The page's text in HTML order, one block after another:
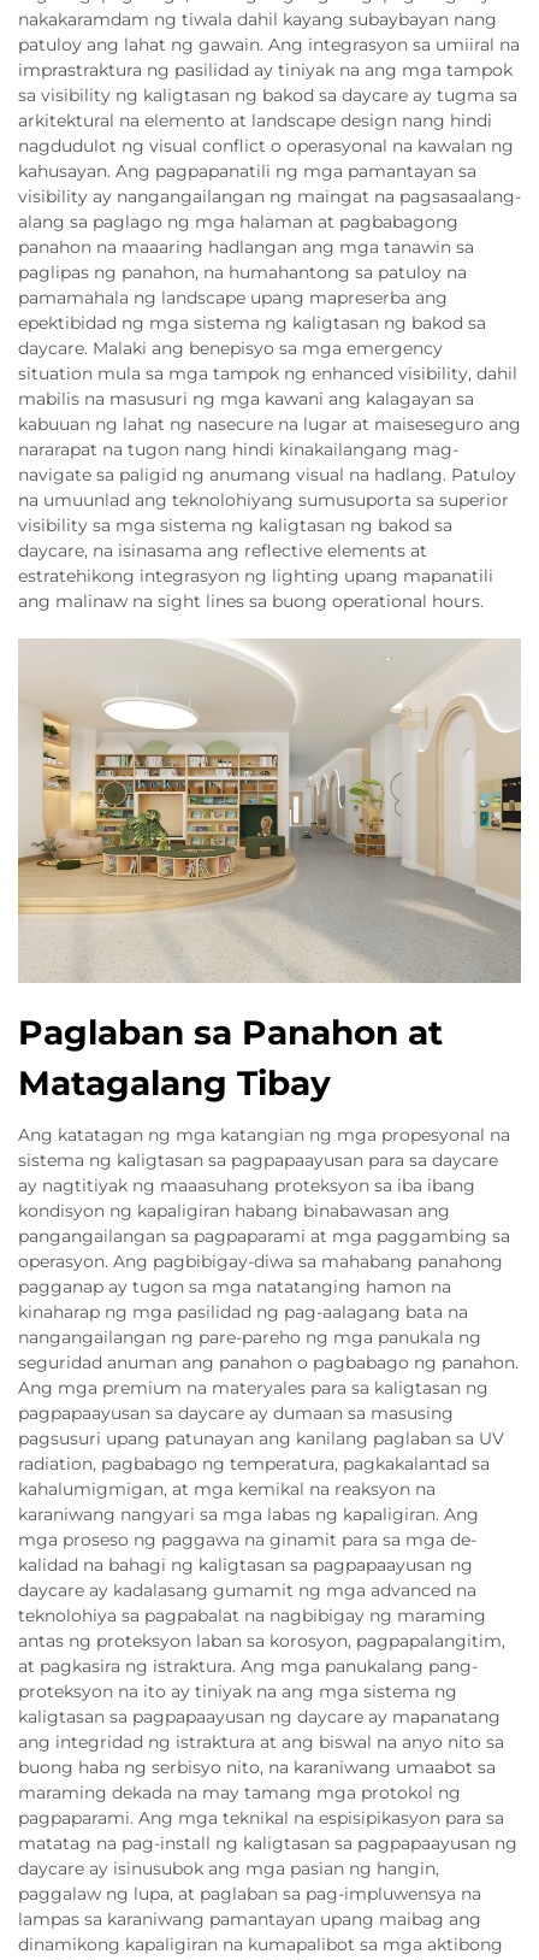
nakakaramdam ng tiwala dahil kayang subaybayan nang
patuloy ang lahat ng gawain. Ang integrasyon sa umiiral na
imprastraktura ng pasilidad ay tiniyak na ang mga tampok
sa visibility ng kaligtasan ng bakod sa daycare ay tugma sa
arkitektural na elemento at landscape design nang hindi
nagdudulot ng visual conflict o operasyonal na kawalan ng
kahusayan. Ang pagpapanatili ng mga pamantayan sa
visibility ay nangangailangan ng maingat na pagsasaalang-
alang sa paglago ng mga halaman at pagbabagong
panahon na maaaring hadlangan ang mga tanawin sa
paglipas ng panahon, na humahantong sa patuloy na
pamamahala ng landscape upang mapreserba ang
epektibidad ng mga sistema ng kaligtasan ng bakod sa
daycare. Malaki ang benepisyo sa mga emergency
situation mula sa mga tampok ng enhanced visibility, dahil
mabilis na masusuri ng mga kawani ang kalagayan sa
kabuuan ng lahat ng nasecure na lugar at maiseseguro ang
nararapat na tugon nang hindi kinakailangang mag-
navigate sa paligid ng anumang visual na hadlang. Patuloy
na umuunlad ang teknolohiyang sumusuporta sa superior
visibility sa mga sistema ng kaligtasan ng bakod sa
daycare, na isinasama ang reflective elements at
estratehikong integrasyon ng lighting upang mapanatili
ang malinaw na sight lines sa buong operational hours.
Paglaban sa Panahon at
Matagalang Tibay
Ang katatagan ng mga katangian ng mga propesyonal na
sistema ng kaligtasan sa pagpapaayusan para sa daycare
ay nagtitiyak ng maaasuhang proteksyon sa iba ibang
kondisyon ng kapaligiran habang binabawasan ang
pangangailangan sa pagpaparami at mga paggambing sa
operasyon. Ang pagbibigay-diwa sa mahabang panahong
pagganap ay tugon sa mga natatanging hamon na
kinaharap ng mga pasilidad ng pag-aalagang bata na
nangangailangan ng pare-pareho ng mga panukala ng
seguridad anuman ang panahon o pagbabago ng panahon.
Ang mga premium na materyales para sa kaligtasan ng
pagpapaayusan sa daycare ay dumaan sa masusing
pagsusuri upang patunayan ang kanilang paglaban sa UV
radiation, pagbabago ng temperatura, pagkakalantad sa
kahalumigmigan, at mga kemikal na reaksyon na
karaniwang nangyari sa mga labas ng kapaligiran. Ang
mga proseso ng paggawa na ginamit para sa mga de-
kalidad na bahagi ng kaligtasan sa pagpapaayusan ng
daycare ay kadalasang gumamit ng mga advanced na
teknolohiya sa pagpabalat na nagbibigay ng maraming
antas ng proteksyon laban sa korosyon, pagpapalangitim,
at pagkasira ng istraktura. Ang mga panukalang pang-
proteksyon na ito ay tiniyak na ang mga sistema ng
kaligtasan sa pagpapaayusan ng daycare ay mapanatang
ang integridad ng istraktura at ang biswal na anyo nito sa
buong haba ng serbisyo nito, na karaniwang umaabot sa
maraming dekada na may tamang mga protokol ng
pagpaparami. Ang mga teknikal na espisipikasyon para sa
matatag na pag-install ng kaligtasan sa pagpapaayusan ng
daycare ay isinusubok ang mga pasian ng hangin,
paggalaw ng lupa, at paglaban sa pag-impluwensya na
lampas sa karaniwang pamantayan upang maibag ang
dinamikong kapaligiran na kumapalibot sa mga aktibong